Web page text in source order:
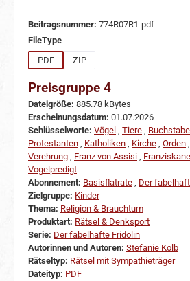
Beitragsnummer: 774R07R1-pdf
FileTypeauswählen
PDF
ZIP
Preisgruppe 4
Dateigröße: 885.78 kBytes
Erscheinungsdatum: 01.07.2026
Schlüsselworte: Vögel , Tiere ,
Protestanten , Katholiken , Kirche , Orden ,
Verehrung , Franz von Assisi ,
Vogelpredigt
Abonnement: Basisflatrate , Der
Zielgruppe: Kinder
Thema: Religion & Brauchtum
Produktart: Rätsel & Denksport
Serie: Der fabelhafte Fridolin
Autorinnen und Autoren: Stefanie Kolb
Rätseltyp: Rätsel mit Sympathieträger
Dateityp: PDF